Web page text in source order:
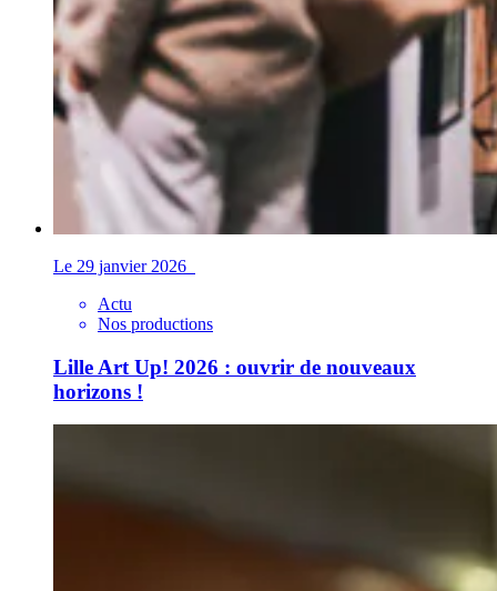
Le 29 janvier 2026
Actu
Nos productions
Lille Art Up! 2026 : ouvrir de nouveaux
horizons !